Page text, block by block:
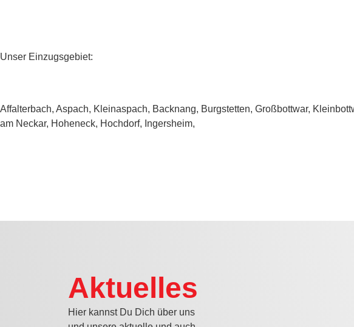
Unser Einzugsgebiet:
Affalterbach, Aspach, Kleinaspach, Backnang, Burgstetten, Großbottwar,
am Neckar, Hoheneck, Hochdorf, Ingersheim,
Aktuelles
Hier kannst Du Dich über uns